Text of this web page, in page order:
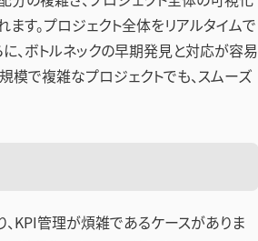
す。プロジェクト全体をリアルタイムで
、ボトルネックの早期発見と対応が容易
模で複雑なプロジェクトでも、スムーズ
KPI管理が煩雑であるケースがありま